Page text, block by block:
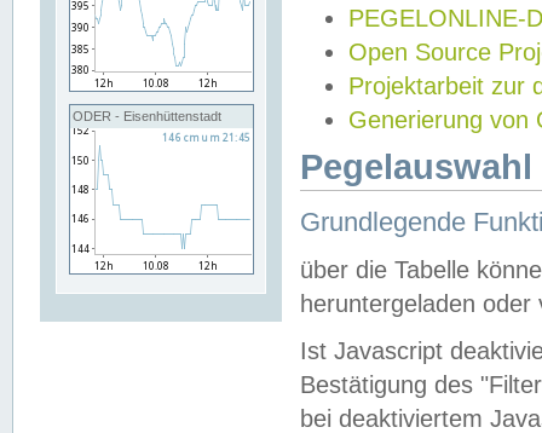
ODER - Eisenhüttenstadt
PEGELONLINE-
Open Source
Projektarbeit zur
Generierung von
Grundlegende
über die Tabelle
heruntergeladen oder
Ist Javascript
Bestätigung des
bei deaktiviertem